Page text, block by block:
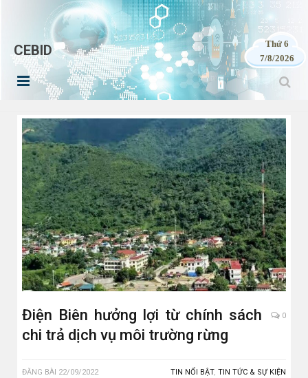
CEBID
Thứ 6
7/8/2026
Điện Biên hưởng lợi từ chính sách
chi trả dịch vụ môi trường rừng
0
ĐĂNG BÀI 22/09/2022 TIN NỔI BẬT, TIN TỨC & SỰ KIỆN